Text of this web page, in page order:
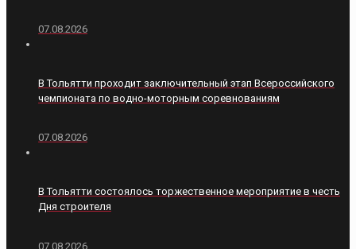
07.08.2026
В Тольятти проходит заключительный этап Всероссийского
чемпионата по водно-моторным соревнованиям
07.08.2026
В Тольятти состоялось торжественное мероприятие в честь
Дня строителя
07.08.2026